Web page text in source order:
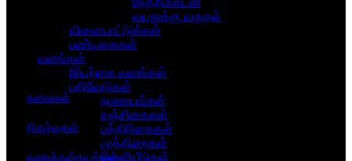
வயதுக்கு வருதல்
விளையாட்டுக்கள்
பண்டிகைகள்
வளங்கள்
இயற்கை வளங்கள்
பதிவேடுகள்
நாணயங்கள்
சஞ்சிகைகள்
பத்திரிகைகள்
முத்திரைகள்
வெளியீடுகள்
கலைகள்
நிகழ்வுகள்
வணக்கஸ்தலங்கள்